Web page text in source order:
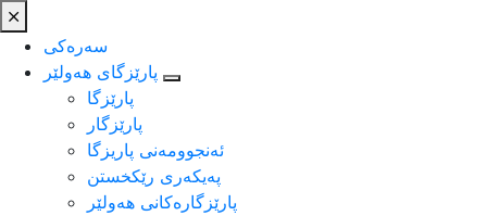
سەرەکی
پارێزگای هەولێر
پارێزگا
پارێزگار
ئه‌نجوومه‌نی پاریزگا
په‌یكه‌ری رێكخستن
پارێزگارەکانی هەولێر